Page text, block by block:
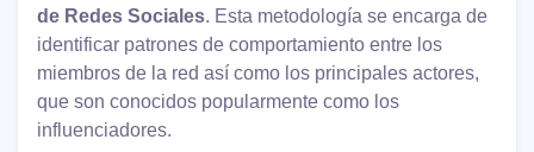
de Redes Sociales. Esta metodología se encarga de
identificar patrones de comportamiento entre los
miembros de la red así como los principales actores,
que son conocidos popularmente como los
influenciadores.